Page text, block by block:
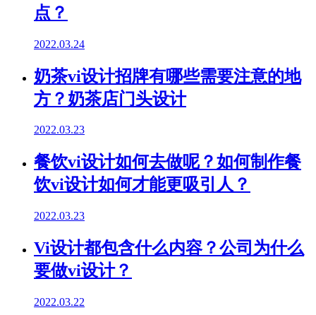
点？
2022.03.24
奶茶vi设计招牌有哪些需要注意的地
方？奶茶店门头设计
2022.03.23
餐饮vi设计如何去做呢？如何制作餐
饮vi设计如何才能更吸引人？
2022.03.23
Vi设计都包含什么内容？公司为什么
要做vi设计？
2022.03.22